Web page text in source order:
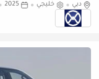
DOWNPAYMENT (BANK)
دبي خليجي 2025